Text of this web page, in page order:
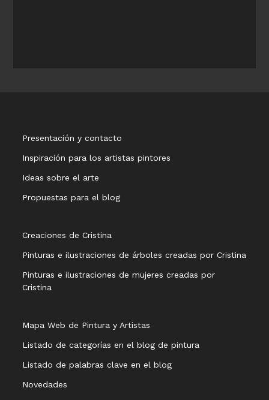
Presentación y contacto
Inspiración para los artistas pintores
Ideas sobre el arte
Propuestas para el blog
Creaciones de Cristina
Pinturas e ilustraciones de árboles creadas por Cristina
Pinturas e ilustraciones de mujeres creadas por
Cristina
Mapa Web de Pintura y Artistas
Listado de categorías en el blog de pintura
Listado de palabras clave en el blog
Novedades